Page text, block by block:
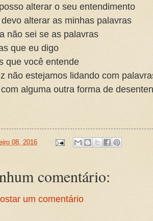
alterar o seu entendimento
alterar as minhas palavras
não sei se as palavras
que eu digo
que você entende
não estejamos lidando com
alguma outra forma de
08, 2016
comentário:
um comentário